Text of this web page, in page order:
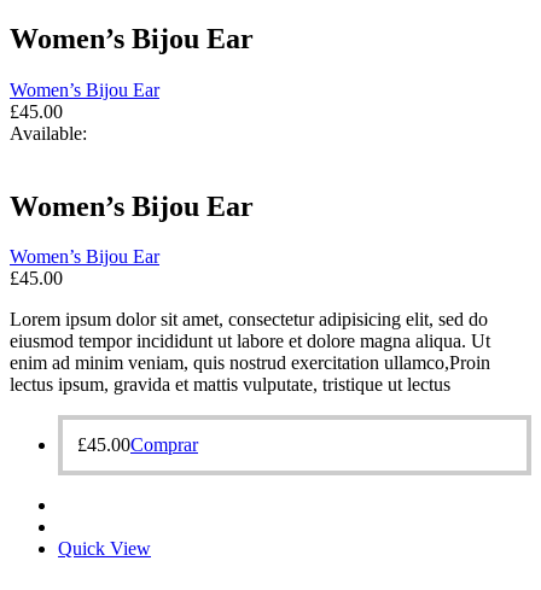
Women’s Bijou Ear
Women’s Bijou Ear
£45.00
Available:
Women’s Bijou Ear
Women’s Bijou Ear
£45.00
Lorem ipsum dolor sit amet, consectetur adipisicing elit, sed do
eiusmod tempor incididunt ut labore et dolore magna aliqua. Ut
enim ad minim veniam, quis nostrud exercitation ullamco,Proin
lectus ipsum, gravida et mattis vulputate, tristique ut lectus
£45.00Comprar
Quick View